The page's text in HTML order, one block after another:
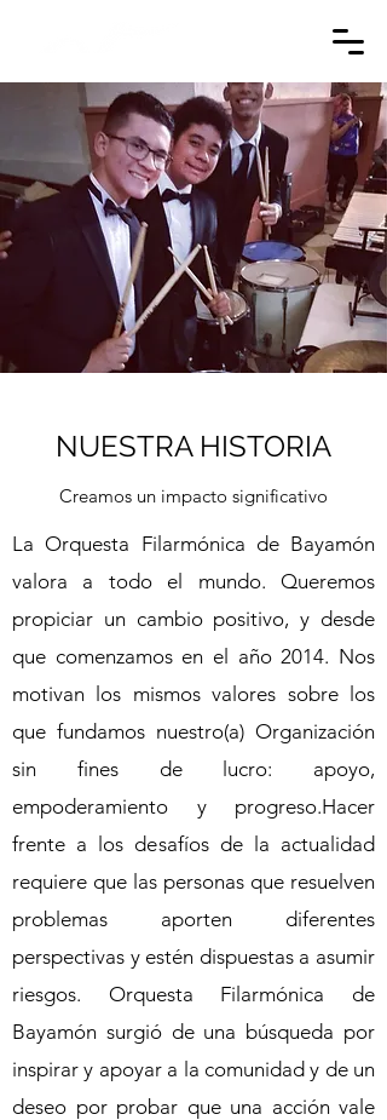
NUESTRA HISTORIA
Creamos un impacto significativo
La Orquesta Filarmónica de Bayamón
valora a todo el mundo. Queremos
propiciar un cambio positivo, y desde
que comenzamos en el año 2014. Nos
motivan los mismos valores sobre los
que fundamos nuestro(a) Organización
sin fines de lucro: apoyo,
empoderamiento y progreso.Hacer
frente a los desafíos de la actualidad
requiere que las personas que resuelven
problemas aporten diferentes
perspectivas y estén dispuestas a asumir
riesgos. Orquesta Filarmónica de
Bayamón surgió de una búsqueda por
inspirar y apoyar a la comunidad y de un
deseo por probar que una acción vale